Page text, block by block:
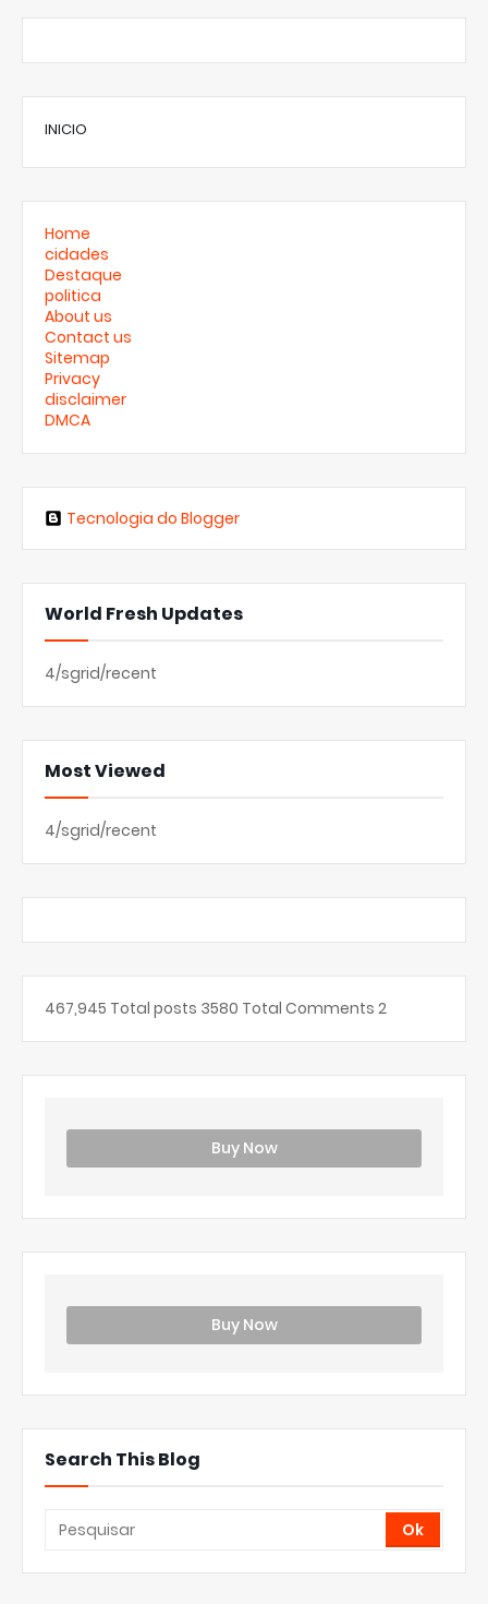
INICIO
Home
cidades
Destaque
politica
About us
Contact us
Sitemap
Privacy
disclaimer
DMCA
Tecnologia do Blogger
World Fresh Updates
4/sgrid/recent
Most Viewed
4/sgrid/recent
467,945 Total posts 3580 Total Comments 2
Buy Now
Buy Now
Search This Blog